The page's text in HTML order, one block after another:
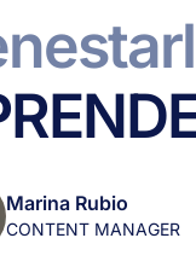
Marina Rubio
CONTENT MANAGER